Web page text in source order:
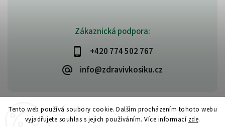
Tento web používá soubory cookie. Dalším procházením tohoto webu
vyjadřujete souhlas s jejich používáním. Více informací zde.
Zákaznická podpora:
+420 774 502 767
info@zdravivkosiku.cz